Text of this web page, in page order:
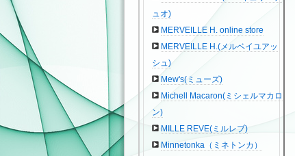
ュオ)
MERVEILLE H. online store
MERVEILLE H.(メルベイユアッ
シュ)
Mew's(ミューズ)
Michell Macaron(ミシェルマカロ
ン)
MILLE REVE(ミルレブ)
Minnetonka（ミネトンカ）